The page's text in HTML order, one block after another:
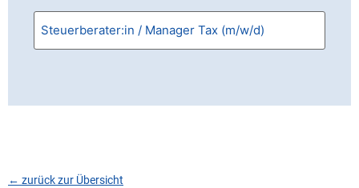
Ohne
Titel
← zurück zur Übersicht